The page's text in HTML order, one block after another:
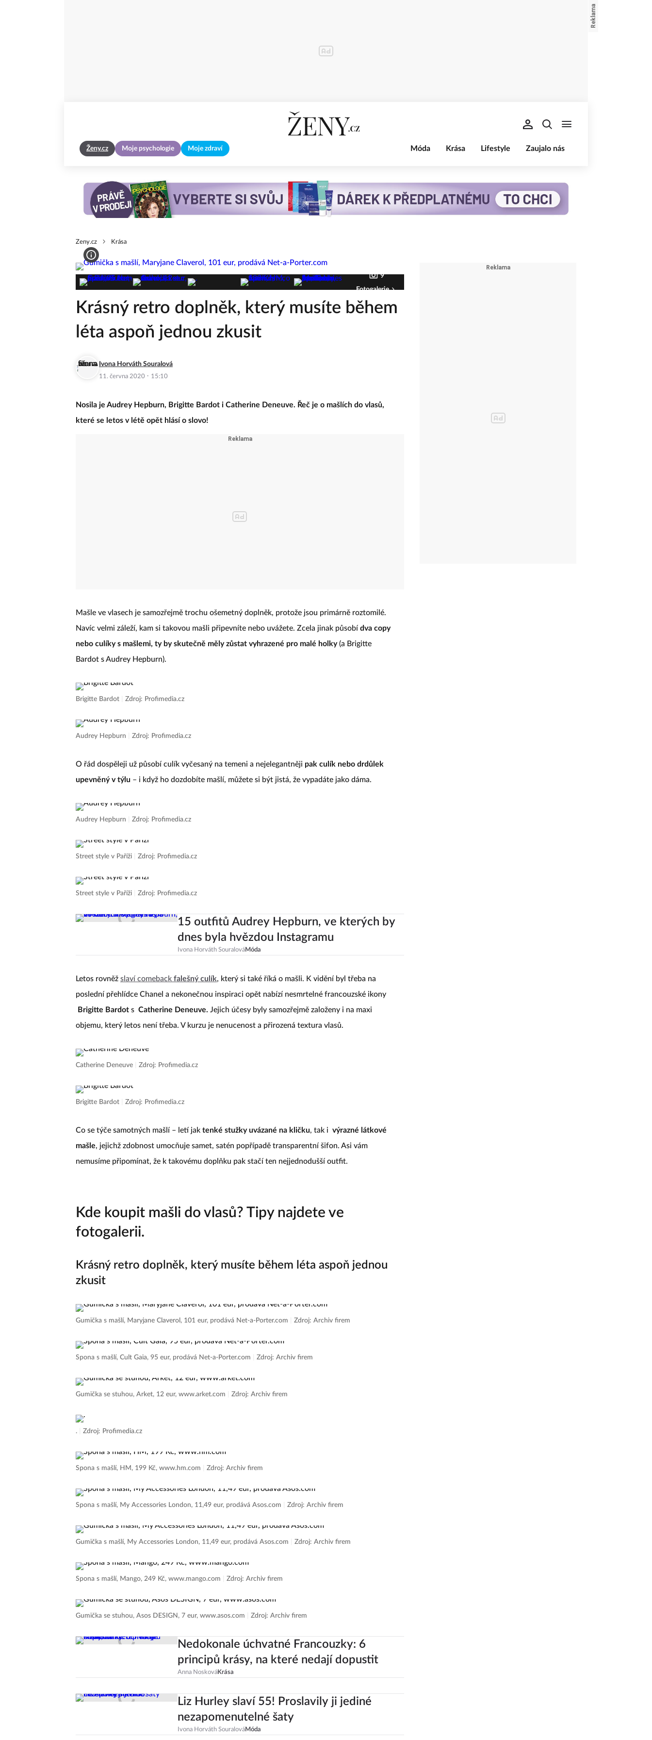
Ženy.cz Moje psychologie Moje zdraví Móda Krása Lifestyle Zaujalo nás
Zeny.cz Krása
9
Fotogalerie
Krásný retro doplněk, který musíte během
léta aspoň jednou zkusit
Ivona Horváth Souralová
11. června 2020 · 15:10
Nosila je Audrey Hepburn, Brigitte Bardot i Catherine Deneuve. Řeč je o mašlích do vlasů,
které se letos v létě opět hlásí o slovo!
Mašle ve vlasech je samozřejmě trochu ošemetný doplněk, protože jsou primárně roztomilé.
Navíc velmi záleží, kam si takovou mašli připevníte nebo uvážete. Zcela jinak působí dva copy
nebo culíky s mašlemi, ty by skutečně měly zůstat vyhrazené pro malé holky(a Brigitte
Bardot s Audrey Hepburn).
Brigitte Bardot Zdroj: Profimedia.cz
Audrey Hepburn Zdroj: Profimedia.cz
O řád dospěleji už působí culík vyčesaný na temeni a nejelegantněji pak culík nebo drdůlek
upevněný v týlu – i když ho dozdobíte mašlí, můžete si být jistá, že vypadáte jako dáma.
Audrey Hepburn Zdroj: Profimedia.cz
Street style v Paříži Zdroj: Profimedia.cz
Street style v Paříži Zdroj: Profimedia.cz
15 outfitů Audrey Hepburn, ve kterých by
dnes byla hvězdou Instagramu
Ivona Horváth SouralováMóda
Letos rovněž slaví comeback falešný culík, který si také říká o mašli. K vidění byl třeba na
poslední přehlídce Chanel a nekonečnou inspiraci opět nabízí nesmrtelné francouzské ikony
Brigitte Bardot s Catherine Deneuve. Jejich účesy byly samozřejmě založeny i na maxi
objemu, který letos není třeba. V kurzu je nenucenost a přirozená textura vlasů.
Catherine Deneuve Zdroj: Profimedia.cz
Brigitte Bardot Zdroj: Profimedia.cz
Co se týče samotných mašlí – letí jak tenké stužky uvázané na kličku, tak i výrazné látkové
mašle, jejichž zdobnost umocňuje samet, satén popřípadě transparentní šifon. Asi vám
nemusíme připomínat, že k takovému doplňku pak stačí ten nejjednodušší outfit.
Kde koupit mašli do vlasů? Tipy najdete ve
fotogalerii.
Krásný retro doplněk, který musíte během léta aspoň jednou
zkusit
Gumička s mašlí, Maryjane Claverol, 101 eur, prodává Net-a-Porter.com Zdroj: Archiv firem
Spona s mašlí, Cult Gaia, 95 eur, prodává Net-a-Porter.com Zdroj: Archiv firem
Gumička se stuhou, Arket, 12 eur, www.arket.com Zdroj: Archiv firem
. Zdroj: Profimedia.cz
Spona s mašlí, HM, 199 Kč, www.hm.com Zdroj: Archiv firem
Spona s mašlí, My Accessories London, 11,49 eur, prodává Asos.com Zdroj: Archiv firem
Gumička s mašlí, My Accessories London, 11,49 eur, prodává Asos.com Zdroj: Archiv firem
Spona s mašlí, Mango, 249 Kč, www.mango.com Zdroj: Archiv firem
Gumička se stuhou, Asos DESIGN, 7 eur, www.asos.com Zdroj: Archiv firem
Nedokonale úchvatné Francouzky: 6
principů krásy, na které nedají dopustit
Anna NoskováKrása
Liz Hurley slaví 55! Proslavily ji jediné
nezapomenutelné šaty
Ivona Horváth SouralováMóda